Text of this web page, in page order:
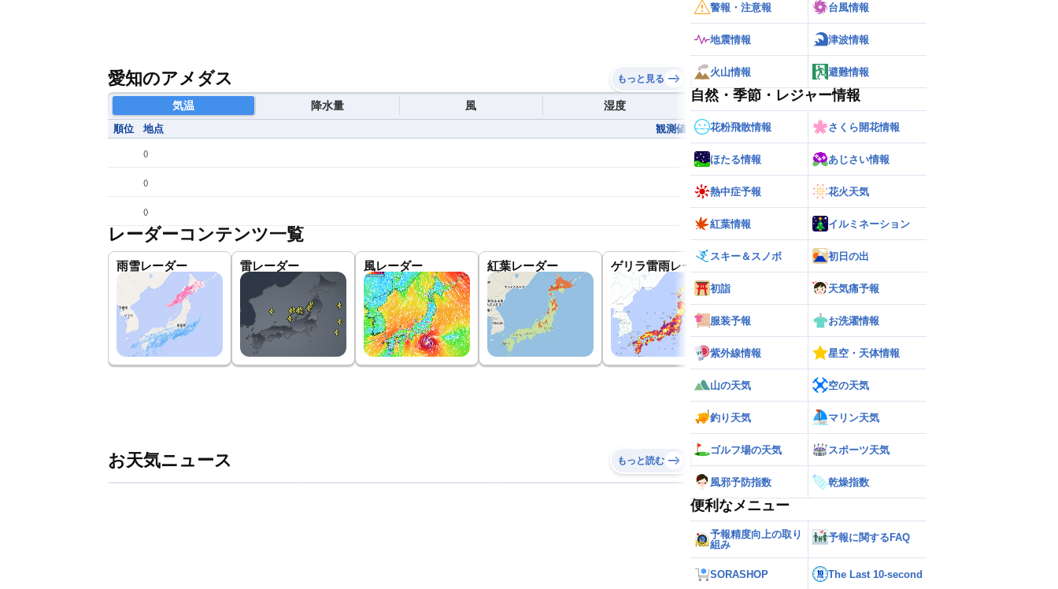
愛知のアメダス もっと見る
気温 降水量 風 湿度
順位 地点 観測値
()
()
()
レーダーコンテンツ一覧
雨雪レーダー 雷レーダー 風レーダー 紅葉レーダー ゲリラ雷雨レーダー 世界の雨雲レーダー
お天気ニュース もっと読む
警報・注意報 台風情報
地震情報 津波情報
火山情報 避難情報
自然・季節・レジャー情報
花粉飛散情報 さくら開花情報
ほたる情報 あじさい情報
熱中症予報 花火天気
紅葉情報 イルミネーション
スキー＆スノボ 初日の出
初詣 天気痛予報
服装予報 お洗濯情報
紫外線情報 星空・天体情報
山の天気 空の天気
釣り天気 マリン天気
ゴルフ場の天気 スポーツ天気
風邪予防指数 乾燥指数
便利なメニュー
予報精度向上の取り
組み
予報に関するFAQ
SORASHOP The Last 10-second